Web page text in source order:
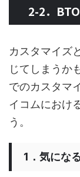
2-2．
カスタマイズ
じてしまうか
でのカスタマ
イコムにおけ
う。
1．気にな